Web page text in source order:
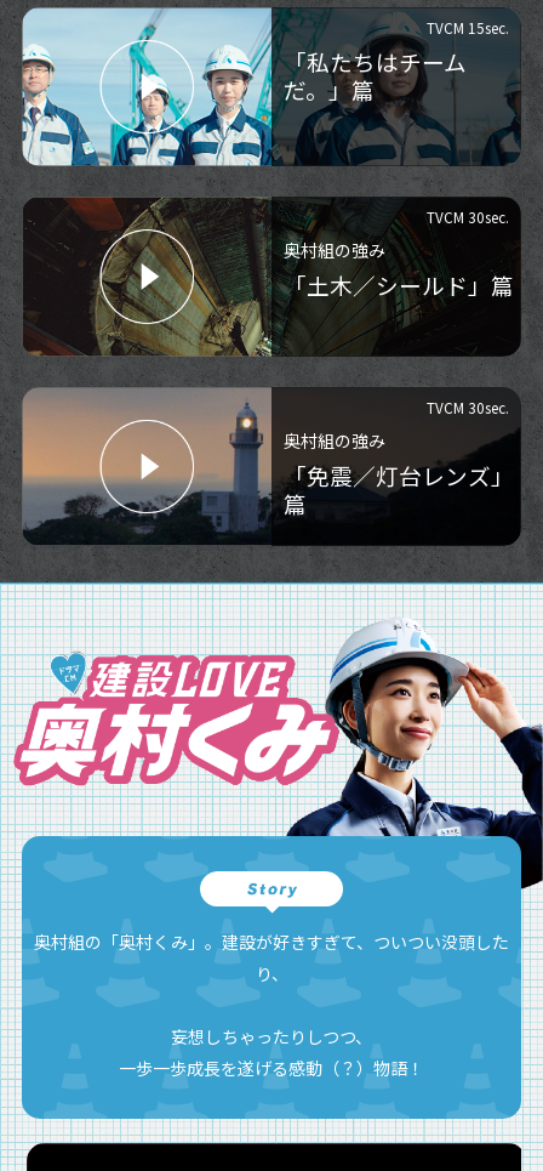
TVCM 15sec.
「私たちはチーム
だ。」篇
TVCM 30sec.
奥村組の強み
「土木／シールド」篇
TVCM 30sec.
奥村組の強み
「免震／灯台レンズ」
篇
奥村組の「奥村くみ」。建設が好きすぎて、ついつい没頭した
り、
妄想しちゃったりしつつ、
一歩一歩成長を遂げる感動（？）物語！